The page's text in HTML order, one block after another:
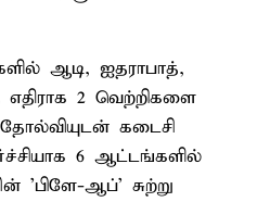
ஆடி, ஐதராபாத்,
2 வெற்றிகளை
கடைசி
6 ஆட்டங்களில்
'பிளே-ஆப்' சுற்று